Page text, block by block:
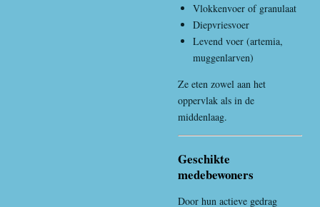
Vlokkenvoer of granulaat
Diepvriesvoer
Levend voer (artemia,
muggenlarven)
Ze eten zowel aan het
oppervlak als in de
middenlaag.
Geschikte
medebewoners
Door hun actieve gedrag